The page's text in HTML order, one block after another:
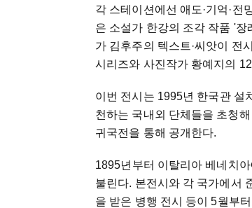
각 스테이션에선 애도·기억·전
은 소설가 한강의 조각 작품 '
가 김후주의 텍스트·씨앗이 전
시리즈와 사진작가 황예지의
이번 전시는 1995년 한국관 설
천하는 국내외 단체들을 초청
귀국전을 통해 공개한다.
1895년부터 이탈리아 베네치
불린다. 본전시와 각 국가에서
을 받은 병행 전시 등이 5월부